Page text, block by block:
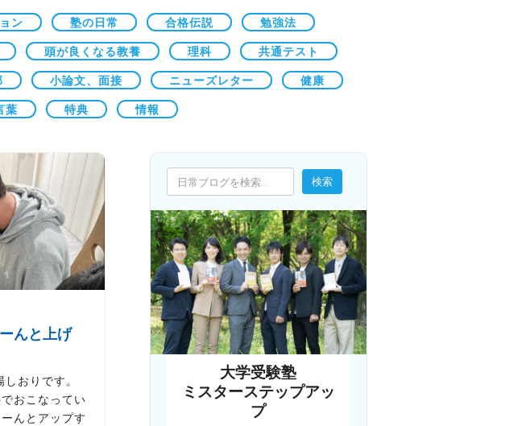
ン 塾の日常 合格伝説 勉強法
頭が良くなる教養 理科 共通テスト
小論文、面接 ニューズレター 健康
葉 特典 情報
んと上げ
しおりです。
おこなってい
んとアップす
検索
検索
大学受験塾
ミスターステップアッ
プ